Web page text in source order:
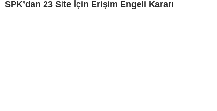
SPK’dan 23 Site İçin Erişim Engeli Kararı